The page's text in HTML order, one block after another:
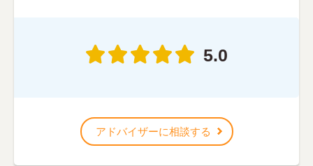
5.0
アドバイザーに相談する